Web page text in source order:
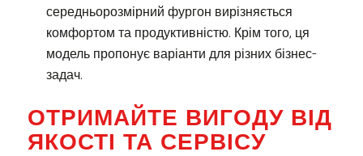
середньорозмірний фургон вирізняється
комфортом та продуктивністю. Крім того, ця
модель пропонує варіанти для різних бізнес-
задач.
ОТРИМАЙТЕ ВИГОДУ ВІД
ЯКОСТІ ТА СЕРВІСУ